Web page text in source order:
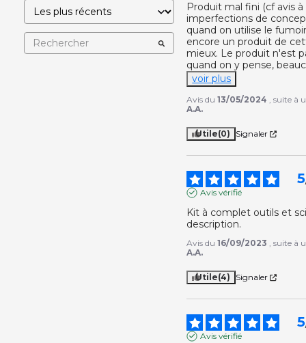
Produit mal fini (cf avis
imperfections de
quand on utilise le
encore un produit de
mieux. Le produit n'est
quand on y pense,
voir plus
Avis du13/05/2024 , suite à
A.A.
Utile(0) Signaler
5
Avis vérifié
Kit à complet outils et
description.
Avis du16/09/2023 , suite à
A.A.
Utile(4) Signaler
5
Avis vérifié